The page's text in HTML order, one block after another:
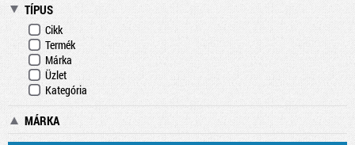
TÍPUS
Cikk
Termék
Márka
Üzlet
Kategória
MÁRKA